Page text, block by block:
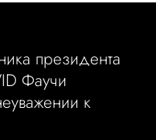
президента
Фаучи
к